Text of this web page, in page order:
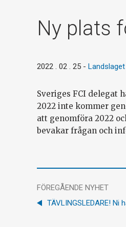
Ny plats
2022 . 02 . 25 - Landslaget
Sveriges FCI delegat
2022 inte kommer
att genomföra 2022
bevakar frågan och
FÖREGÅENDE NYHET
TÄVLINGSLEDARE! Ni